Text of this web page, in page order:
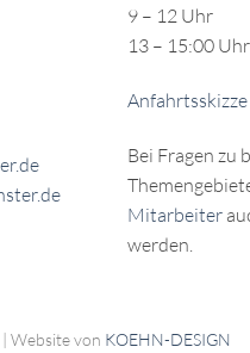
9 – 12 Uhr
13 – 15:00 Uhr
Anfahrtsskizze
Bei Fragen zu
Mitarbeiter
werden.
| Website von KOEHN-DESIGN